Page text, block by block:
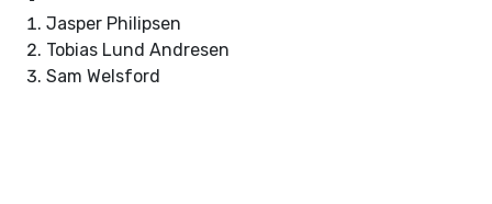
Jasper Philipsen
Tobias Lund Andresen
Sam Welsford